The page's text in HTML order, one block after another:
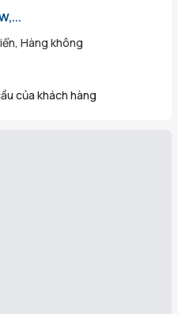
Hàng không
của khách hàng